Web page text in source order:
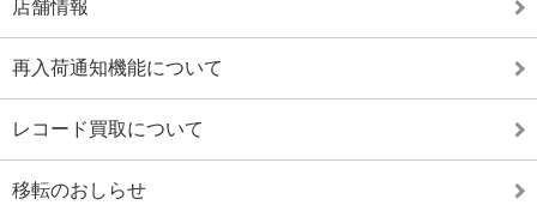
店舗情報
再入荷通知機能について
レコード買取について
移転のおしらせ